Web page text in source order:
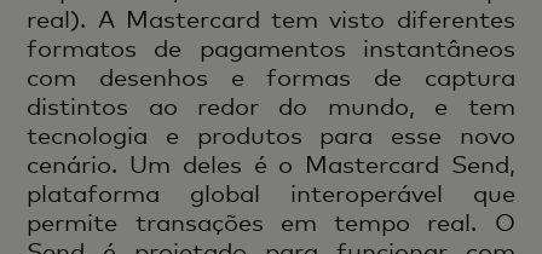
real). A Mastercard tem visto diferentes
formatos de pagamentos instantâneos
com desenhos e formas de captura
distintos ao redor do mundo, e tem
tecnologia e produtos para esse novo
cenário. Um deles é o Mastercard Send,
plataforma global interoperável que
permite transações em tempo real. O